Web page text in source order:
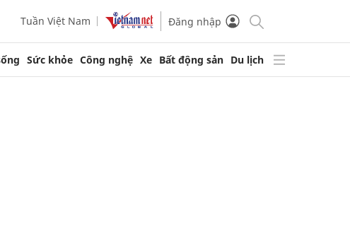
Tuần Việt Nam Đăng nhập
Sức khỏe Công nghệ Xe Bất động sản Du lịch